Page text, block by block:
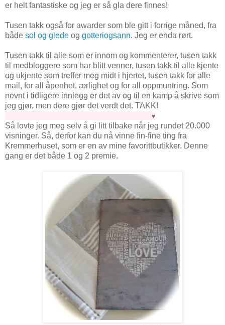
er helt fantastiske og jeg er så gla dere finnes!
Tusen takk også for awarder som ble gitt i forrige måned, fra
både sol og glede og gotteriogsann. Jeg er enda rørt.
Tusen takk til alle som er innom og kommenterer, tusen takk
til medbloggere som har blitt venner, tusen takk til alle kjente
og ukjente som treffer meg midt i hjertet, tusen takk for alle
mail, for all åpenhet, ærlighet og for all oppmuntring. Som
nevnt i tidligere innlegg er det av og til en kamp å skrive som
jeg gjør, men dere gjør det verdt det. TAKK!
♥
Så lovte jeg meg selv å gi litt tilbake når jeg rundet 20.000
visninger. Så, derfor kan du nå vinne fin-fine ting fra
Kremmerhuset, som er en av mine favorittbutikker. Denne
gang er det både 1 og 2 premie.